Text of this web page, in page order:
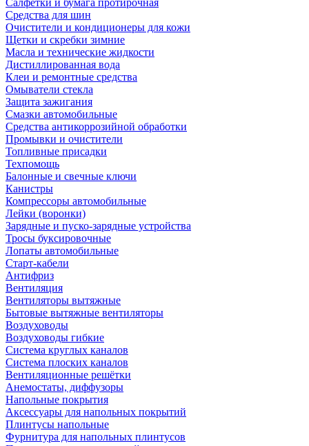
Салфетки и бумага протирочная
Средства для шин
Очистители и кондиционеры для кожи
Щетки и скребки зимние
Масла и технические жидкости
Дистиллированная вода
Клеи и ремонтные средства
Омыватели стекла
Защита зажигания
Смазки автомобильные
Средства антикоррозийной обработки
Промывки и очистители
Топливные присадки
Техпомощь
Балонные и свечные ключи
Канистры
Компрессоры автомобильные
Лейки (воронки)
Зарядные и пуско-зарядные устройства
Тросы буксировочные
Лопаты автомобильные
Старт-кабели
Антифриз
Вентиляция
Вентиляторы вытяжные
Бытовые вытяжные вентиляторы
Воздуховоды
Воздуховоды гибкие
Система круглых каналов
Система плоских каналов
Вентиляционные решётки
Анемостаты, диффузоры
Напольные покрытия
Аксессуары для напольных покрытий
Плинтусы напольные
Фурнитура для напольных плинтусов